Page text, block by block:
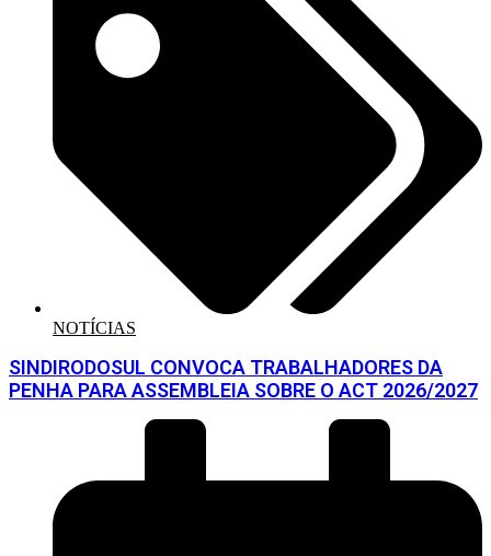
NOTÍCIAS
SINDIRODOSUL CONVOCA TRABALHADORES DA
PENHA PARA ASSEMBLEIA SOBRE O ACT 2026/2027